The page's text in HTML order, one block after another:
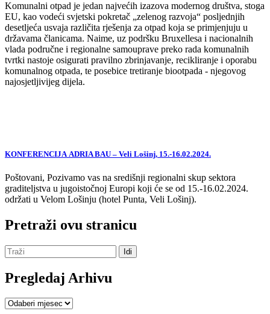
Komunalni otpad je jedan najvećih izazova modernog društva, stoga
EU, kao vodeći svjetski pokretač „zelenog razvoja“ posljednjih
desetljeća usvaja različita rješenja za otpad koja se primjenjuju u
državama članicama. Naime, uz podršku Bruxellesa i nacionalnih
vlada područne i regionalne samouprave preko rada komunalnih
tvrtki nastoje osigurati pravilno zbrinjavanje, recikliranje i oporabu
komunalnog otpada, te posebice tretiranje biootpada - njegovog
najosjetljivijeg dijela.
KONFERENCIJA ADRIA BAU – Veli Lošinj, 15.-16.02.2024.
Poštovani, Pozivamo vas na središnji regionalni skup sektora
graditeljstva u jugoistočnoj Europi koji će se od 15.-16.02.2024.
održati u Velom Lošinju (hotel Punta, Veli Lošinj).
Pretraži ovu stranicu
Pregledaj Arhivu
Pregledaj